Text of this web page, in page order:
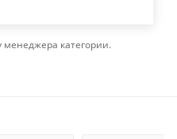
менеджера категории.